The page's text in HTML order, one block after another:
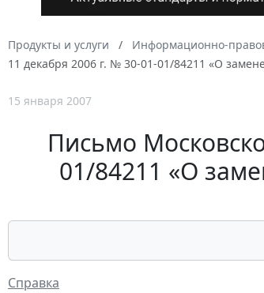
Продукты и услуги Информационно-
11 декабря 2006 г. № 30-01-01/84211 «О
15 января 2007
Письмо
01/84211 «О
Справка